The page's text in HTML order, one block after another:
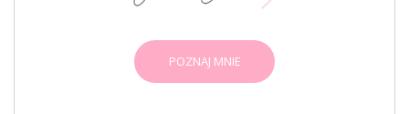
POZNAJ MNIE